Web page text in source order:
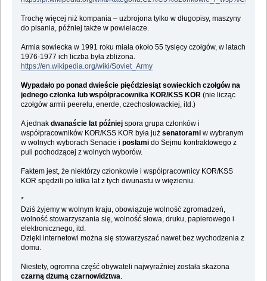
Trochę więcej niż kompania – uzbrojona tylko w długopisy, maszyny
do pisania, później także w powielacze.
Armia sowiecka w 1991 roku miała około 55 tysięcy czołgów, w latach
1976-1977 ich liczba była zbliżona.
https://en.wikipedia.org/wiki/Soviet_Army
Wypadało po ponad dwieście pięćdziesiąt sowieckich czołgów na
jednego członka lub współpracownika KOR/KSS KOR (nie licząc
czołgów armii peerelu, enerde, czechosłowackiej, itd.)
A jednak dwanaście lat późniejspora grupa członków i
współpracowników KOR/KSS KOR była jużsenatoramiw wybranym
w wolnych wyborach Senacie i posłamido Sejmu kontraktowego z
puli pochodzącej z wolnych wyborów.
Faktem jest, że niektórzy członkowie i współpracownicy KOR/KSS
KOR spędzili po kilka lat z tych dwunastu w więzieniu.
*
Dziś żyjemy w wolnym kraju, obowiązuje wolność zgromadzeń,
wolność stowarzyszania się, wolność słowa, druku, papierowego i
elektronicznego, itd.
Dzięki internetowi można się stowarzyszać nawet bez wychodzenia z
domu.
Niestety, ogromna część obywateli najwyraźniej została skażona
czarną dżumą czarnowidztwa